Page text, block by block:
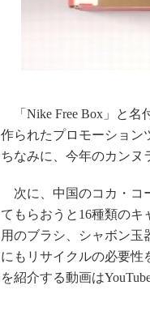
「Nike Free Box」と名
作られたプロモーション
ちなみに、今年のカンヌ
次に、中国のコカ・コ
てもらおうと16種類のキ
用のブラシ、シャボン玉
にもリサイクルの必要性
を紹介する動画は